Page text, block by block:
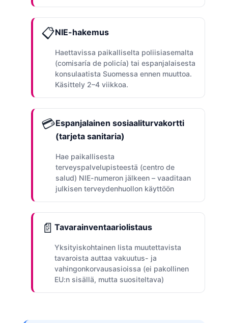
📋NIE-hakemus
Haettavissa paikalliselta poliisiasemalta
(comisaría de policía) tai espanjalaisesta
konsulaatista Suomessa ennen muuttoa.
Käsittely 2–4 viikkoa.
💳Espanjalainen sosiaaliturvakortti
(tarjeta sanitaria)
Hae paikallisesta
terveyspalvelupisteestä (centro de
salud) NIE-numeron jälkeen – vaaditaan
julkisen terveydenhuollon käyttöön
📄 Tavarainventaariolistaus
Yksityiskohtainen lista muutettavista
tavaroista auttaa vakuutus- ja
vahingonkorvausasioissa (ei pakollinen
EU:n sisällä, mutta suositeltava)